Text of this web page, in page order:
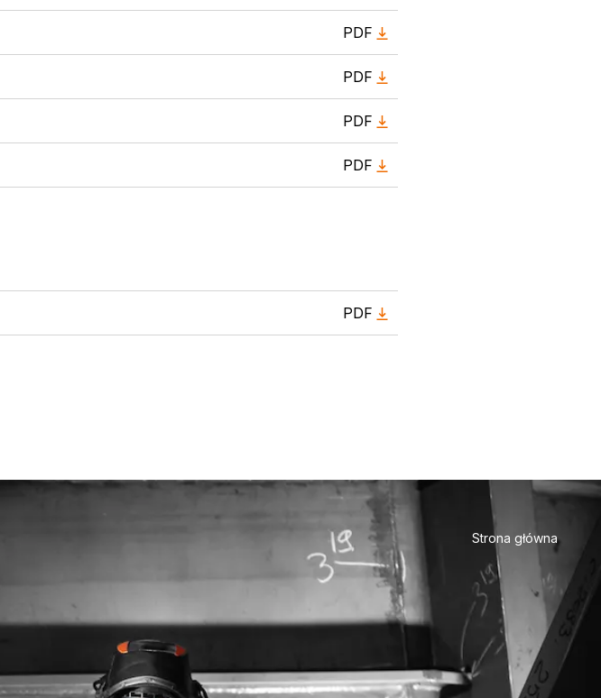
PDF
PDF
PDF
PDF
PDF
Strona główna